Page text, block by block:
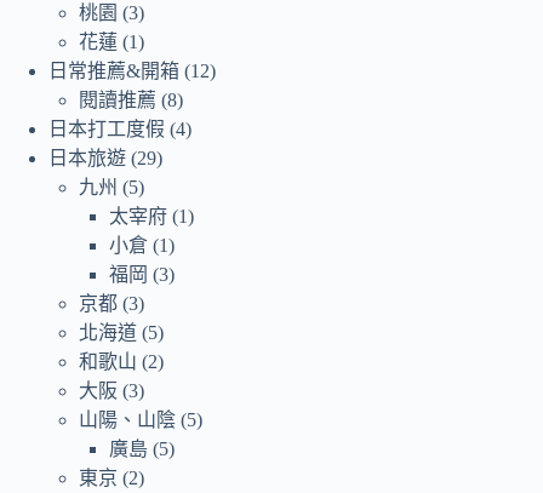
桃園 (3)
花蓮 (1)
日常推薦&開箱 (12)
閱讀推薦 (8)
日本打工度假 (4)
日本旅遊 (29)
九州 (5)
太宰府 (1)
小倉 (1)
福岡 (3)
京都 (3)
北海道 (5)
和歌山 (2)
大阪 (3)
山陽、山陰 (5)
廣島 (5)
東京 (2)